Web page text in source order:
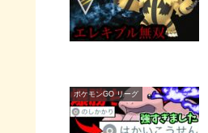
ポケモンGO リーグ